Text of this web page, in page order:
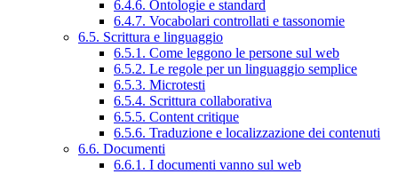
6.4.6. Ontologie e standard
6.4.7. Vocabolari controllati e tassonomie
6.5. Scrittura e linguaggio
6.5.1. Come leggono le persone sul web
6.5.2. Le regole per un linguaggio semplice
6.5.3. Microtesti
6.5.4. Scrittura collaborativa
6.5.5. Content critique
6.5.6. Traduzione e localizzazione dei contenuti
6.6. Documenti
6.6.1. I documenti vanno sul web